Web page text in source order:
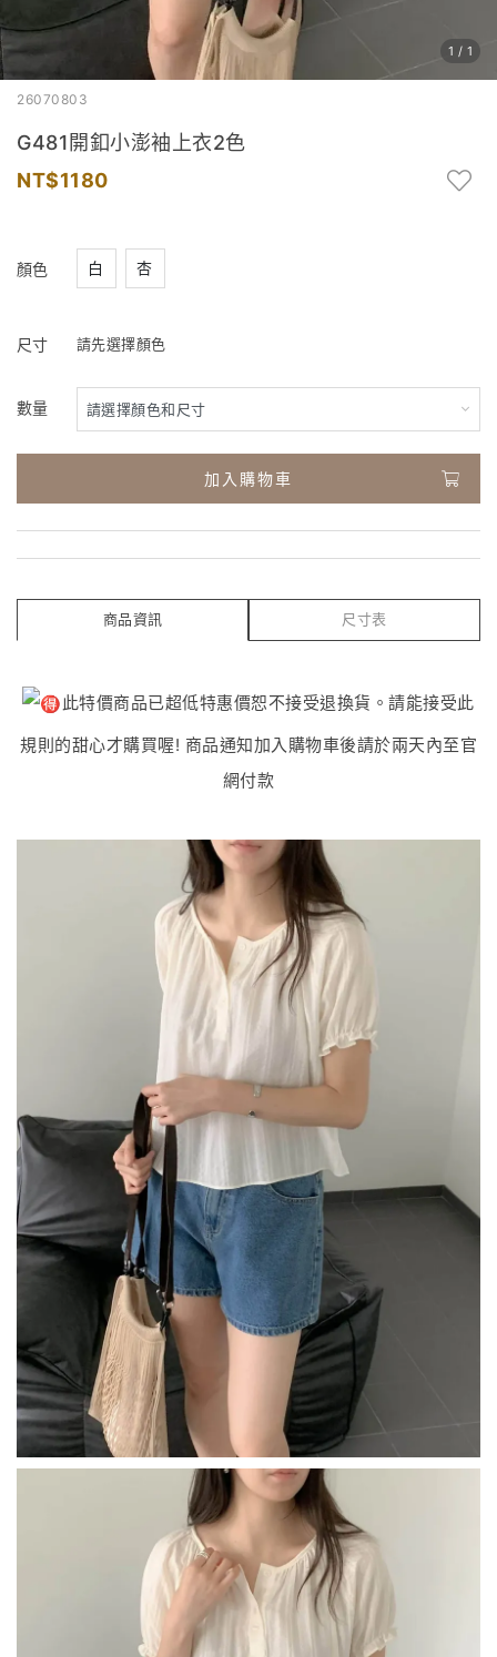
1 / 1
26070803
G481開釦小澎袖上衣2色
1180
顏色 白 杏
尺寸 請先選擇顏色
數量
加入購物車
商品資訊 尺寸表
此特價商品已超低特惠價恕不接受退換貨。請能接受此
規則的甜心才購買喔! 商品通知加入購物車後請於兩天內至官
網付款